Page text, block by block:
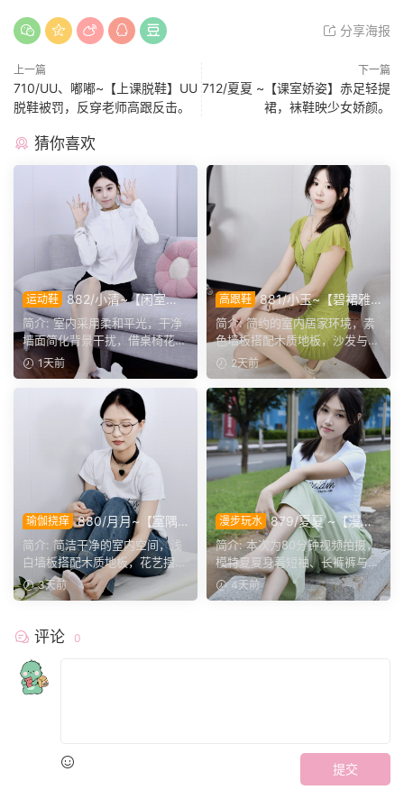
分享海报
上一篇
710/UU、嘟嘟~【上课脱鞋】UU
脱鞋被罚，反穿老师高跟反击。
下一篇
712/夏夏 ~【课室娇姿】赤足轻提
裙，袜鞋映少女娇颜。
猜你喜欢
运动鞋
882/小清~【闲室倩
影】素室柔光映穿搭，多样姿
态演绎清爽休闲格调。
简介: 室内采用柔和平光，干净
墙面简化背景干扰，借桌椅花艺
丰富画面层次。兼顾全...
1天前
高跟鞋 881/小玉~【碧裙雅
姿】一室柔光衬绿裙，错落姿
态尽显温婉格调。
简介: 简约的室内居家环境，素
色墙板搭配木质地板，沙发与办
公椅丰富场景层次。小...
2天前
瑜伽挠痒 880/月月~【室隅
姿影】雅室定格多样姿态，记
录鞋袜与肢体的百态呈现。
简介: 简洁干净的室内空间，浅
白墙板搭配木质地板，花艺摆件
点缀场景。月月身着白...
3天前
漫步玩水 879/夏夏 ~【漫步
磨袜】80分钟视频拍摄，模
特穿丝质船袜踩水踩泥，对焦
袜子磨损变化镜头。
简介: 本次为80分钟视频拍摄，
模特夏夏身着短袖、长裤裤与丝
质船袜，修整干净脚趾...
4天前
评论 0
提交